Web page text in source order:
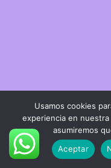
Usamos cookies
experiencia en
asumiremos
Aceptar